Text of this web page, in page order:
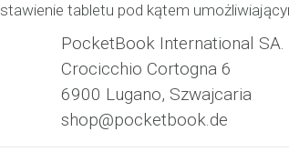
tabletu pod kątem
PocketBook International SA.
Crocicchio Cortogna 6
6900 Lugano, Szwajcaria
shop@pocketbook.de